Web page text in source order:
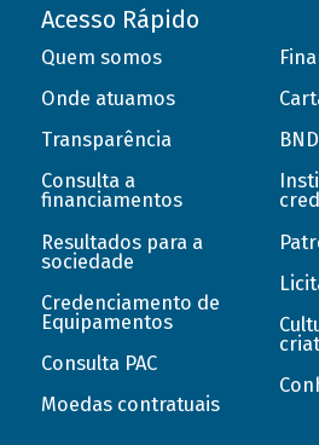
Acesso Rápido
Quem somos
Onde atuamos
Transparência
Consulta a
financiamentos
Resultados para a
sociedade
Credenciamento de
Equipamentos
Consulta PAC
Moedas contratuais